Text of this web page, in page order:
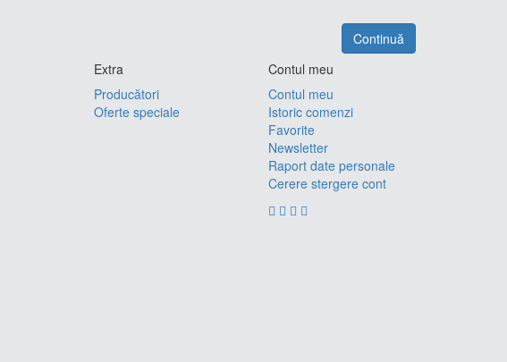
Continuă
Extra
Producători
Oferte speciale
Contul meu
Contul meu
Istoric comenzi
Favorite
Newsletter
Raport date personale
Cerere stergere cont